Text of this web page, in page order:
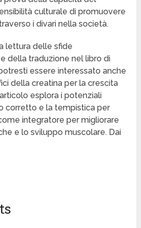
culturale di promuovere
i divari nella società.
lettura delle sfide
della traduzione nel libro di
essere interessato anche
della creatina per la crescita
esplora i potenziali
corretto e la tempistica per
integratore per migliorare
e lo sviluppo muscolare. Dai